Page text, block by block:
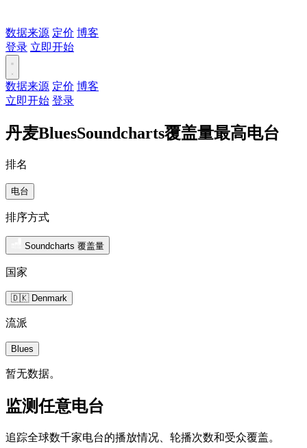
数据来源 定价 博客
登录 立即开始
数据来源 定价 博客
立即开始 登录
丹麦BluesSoundcharts覆盖量最高电台
排名
电台
排序方式
Soundcharts 覆盖量
国家
🇩🇰 Denmark
流派
Blues
暂无数据。
监测任意电台
追踪全球数千家电台的播放情况、轮播次数和受众覆盖。